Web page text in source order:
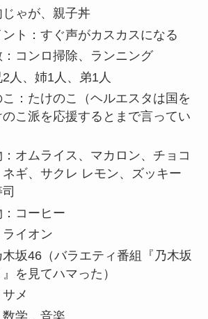
ゃが、親子丼
ト：すぐ声がカスカスになる
コンロ掃除、ランニング
人、姉1人、弟1人
：たけのこ（ヘルエスタは国を
こ派を応援するとまで言ってい
オムライス、マカロン、チョコ
ギ、サクレ レモン、ズッキー
コーヒー
イオン
坂46（バラエティ番組『乃木坂
を見てハマった）
メ
学、音楽